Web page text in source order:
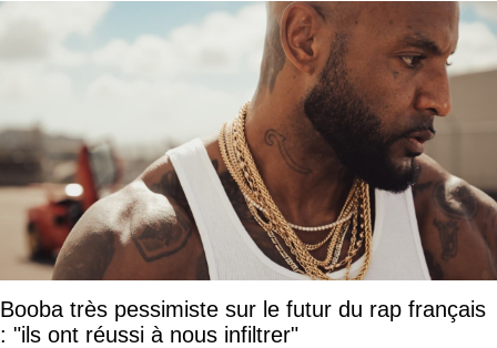
Booba très pessimiste sur le futur du rap français
: "ils ont réussi à nous infiltrer"